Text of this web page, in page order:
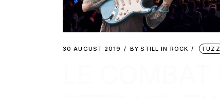
30 AUGUST 2019 BY STILL IN ROCK FUZZ